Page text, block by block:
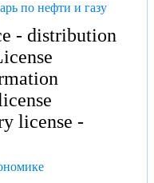
по нефти и газу
- distribution
license -